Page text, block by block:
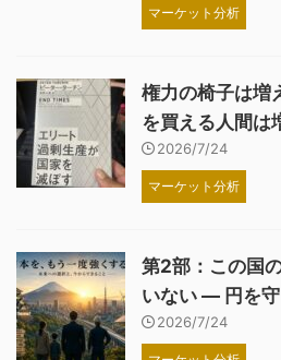
マーケット分析
権力の椅子は増
を買える人間は
2026/7/24
マーケット分析
第2部：この国
いない ― 円を
2026/7/24